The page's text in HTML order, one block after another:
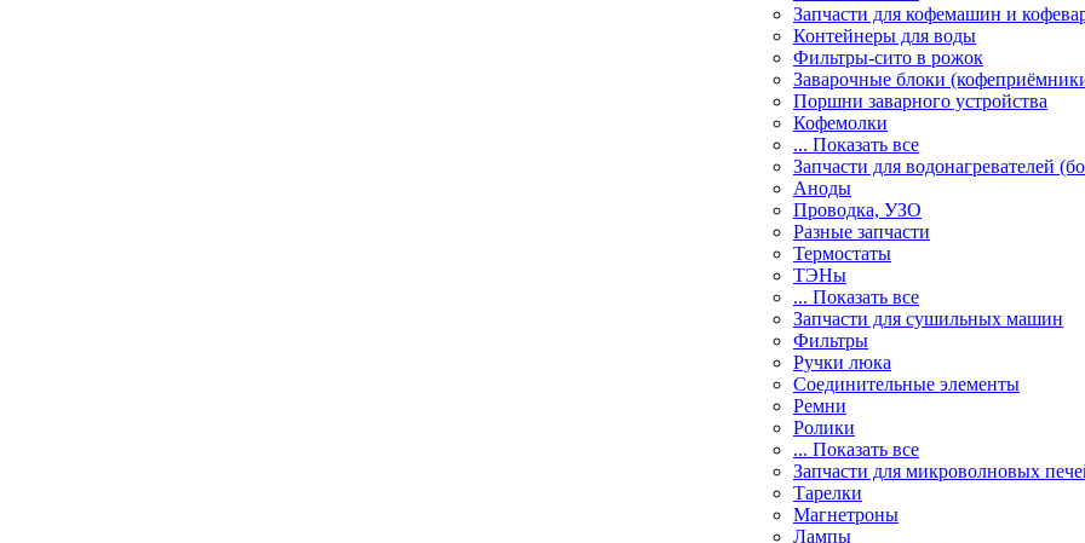
Запчасти для кофемашин и
Контейнеры для воды
Фильтры-сито в рожок
Заварочные блоки
Поршни заварного устройства
Кофемолки
... Показать все
Запчасти для водонагревателей
Аноды
Проводка, УЗО
Разные запчасти
Термостаты
ТЭНы
... Показать все
Запчасти для сушильных машин
Фильтры
Ручки люка
Соединительные элементы
Ремни
Ролики
... Показать все
Запчасти для микроволновых
Тарелки
Магнетроны
Лампы